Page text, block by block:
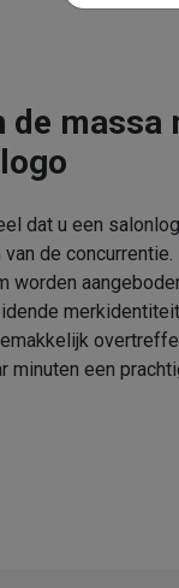
de massa
dat u een
de
worden
minuten een